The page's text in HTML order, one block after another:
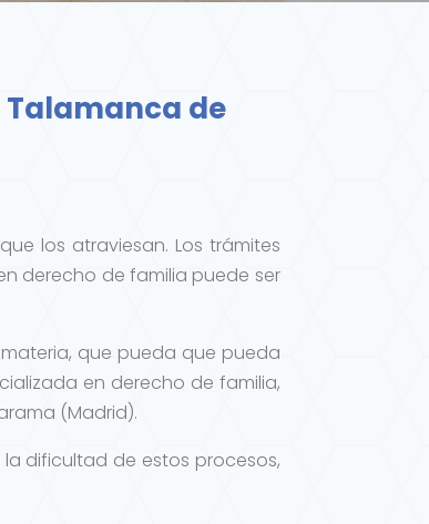
Talamanca de
los atraviesan. Los trámites
derecho de familia puede ser
que pueda que pueda
en derecho de familia,
(Madrid).
dificultad de estos procesos,